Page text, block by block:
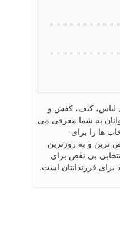
لباس، کیف، کفش و
به شما معرفی می
ها را برای
ترین و به روزترین
بی نقص برای
فرزندانتان است.